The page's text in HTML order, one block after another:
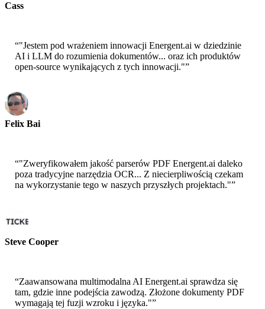
Cass
“"Jestem pod wrażeniem innowacji Energent.ai w dziedzinie
AI i LLM do rozumienia dokumentów... oraz ich produktów
open-source wynikających z tych innowacji."”
Felix Bai
“"Zweryfikowałem jakość parserów PDF Energent.ai daleko
poza tradycyjne narzędzia OCR... Z niecierpliwością czekam
na wykorzystanie tego w naszych przyszłych projektach."”
Steve Cooper
“Zaawansowana multimodalna AI Energent.ai sprawdza się
tam, gdzie inne podejścia zawodzą. Złożone dokumenty PDF
wymagają tej fuzji wzroku i języka."”